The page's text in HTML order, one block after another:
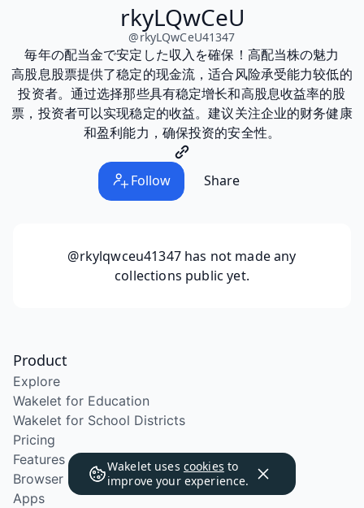
rkyLQwCeU
@rkyLQwCeU41347
毎年の配当金で安定した収入を確保！高配当株の魅力
高股息股票提供了稳定的现金流，适合风险承受能力较低的
投资者。通过选择那些具有稳定增长和高股息收益率的股
票，投资者可以实现稳定的收益。建议关注企业的财务健康
和盈利能力，确保投资的安全性。
Follow Share
@rkylqwceu41347has not made any
collections public yet.
Wakelet uses cookies to
improve your experience.
Product
Explore
Wakelet for Education
Wakelet for School Districts
Pricing
Features
Browser Extension
Apps